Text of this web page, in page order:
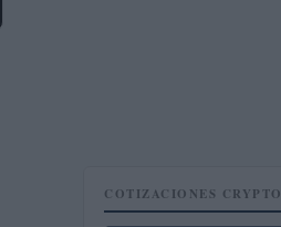
COTIZACIONES CRYPTO